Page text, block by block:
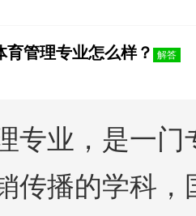
育管理专业怎么样？ 解答
专业，是一
传播的学科